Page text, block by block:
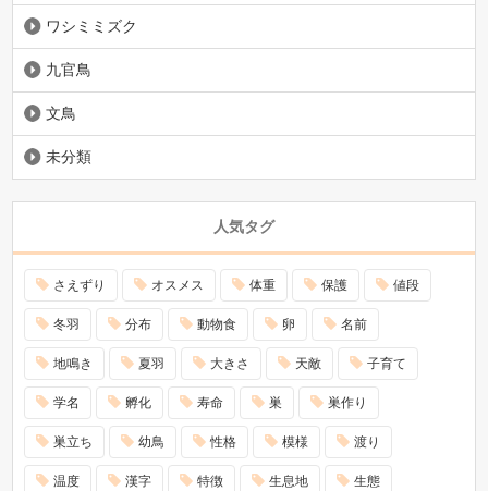
ワシミミズク
九官鳥
文鳥
未分類
人気タグ
さえずり オスメス 体重 保護 値段
冬羽 分布 動物食 卵 名前
地鳴き 夏羽 大きさ 天敵 子育て
学名 孵化 寿命 巣 巣作り
巣立ち 幼鳥 性格 模様 渡り
温度 漢字 特徴 生息地 生態